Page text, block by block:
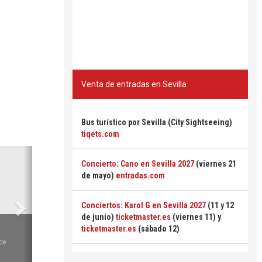
Siguiente
Venta de entradas en Sevilla
Bus turístico por Sevilla (City Sightseeing)
tiqets.com
Concierto: Cano en Sevilla 2027 (viernes 21
de mayo) entradas.com
Conciertos: Karol G en Sevilla 2027 (11 y 12
de junio) ticketmaster.es (viernes 11) y
ticketmaster.es (sábado 12)